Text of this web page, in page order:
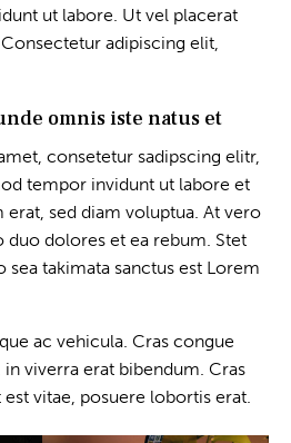
ut labore. Ut vel placerat
adipiscing elit,
omnis iste natus et
consetetur sadipscing elitr,
tempor invidunt ut labore et
sed diam voluptua. At vero
duo dolores et ea rebum. Stet
sea takimata sanctus est Lorem
ac vehicula. Cras congue
viverra erat bibendum. Cras
vitae, posuere lobortis erat.